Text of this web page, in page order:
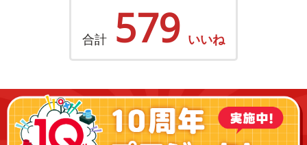
合計 579 いいね